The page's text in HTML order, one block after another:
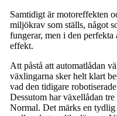
Samtidigt är motoreffekten
miljökrav som ställs, något
fungerar, men i den
effekt.
Att påstå att automatlådan
växlingarna sker helt klart
vad den tidigare
Dessutom har växellådan
Normal. Det märks en